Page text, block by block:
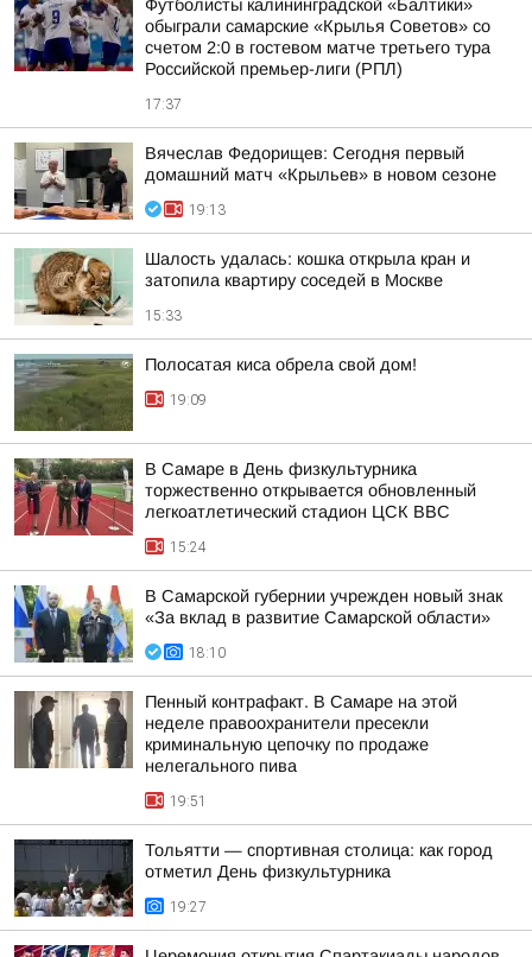
Футболисты калининградской «Балтики»
обыграли самарские «Крылья Советов» со
счетом 2:0 в гостевом матче третьего тура
Российской премьер-лиги (РПЛ)
17:37
Вячеслав Федорищев: Сегодня первый
домашний матч «Крыльев» в новом сезоне
19:13
Шалость удалась: кошка открыла кран и
затопила квартиру соседей в Москве
15:33
Полосатая киса обрела свой дом!
19:09
В Самаре в День физкультурника
торжественно открывается обновленный
легкоатлетический стадион ЦСК ВВС
15:24
В Самарской губернии учрежден новый знак
«За вклад в развитие Самарской области»
18:10
Пенный контрафакт. В Самаре на этой
неделе правоохранители пресекли
криминальную цепочку по продаже
нелегального пива
19:51
Тольятти — спортивная столица: как город
отметил День физкультурника
19:27